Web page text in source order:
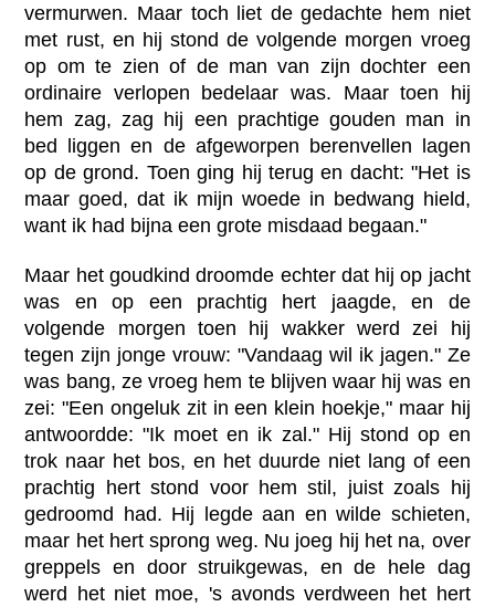
vermurwen. Maar toch liet de gedachte hem niet
met rust, en hij stond de volgende morgen vroeg
op om te zien of de man van zijn dochter een
ordinaire verlopen bedelaar was. Maar toen hij
hem zag, zag hij een prachtige gouden man in
bed liggen en de afgeworpen berenvellen lagen
op de grond. Toen ging hij terug en dacht: "Het is
maar goed, dat ik mijn woede in bedwang hield,
want ik had bijna een grote misdaad begaan."
Maar het goudkind droomde echter dat hij op jacht
was en op een prachtig hert jaagde, en de
volgende morgen toen hij wakker werd zei hij
tegen zijn jonge vrouw: "Vandaag wil ik jagen." Ze
was bang, ze vroeg hem te blijven waar hij was en
zei: "Een ongeluk zit in een klein hoekje," maar hij
antwoordde: "Ik moet en ik zal." Hij stond op en
trok naar het bos, en het duurde niet lang of een
prachtig hert stond voor hem stil, juist zoals hij
gedroomd had. Hij legde aan en wilde schieten,
maar het hert sprong weg. Nu joeg hij het na, over
greppels en door struikgewas, en de hele dag
werd het niet moe, 's avonds verdween het hert